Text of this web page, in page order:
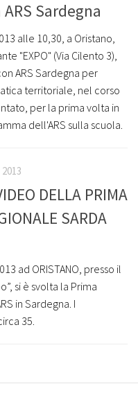
Sardegna
alle 10,30, a Oristano,
"EXPO" (Via Cilento 3),
ARS Sardegna per
territoriale, nel corso
per la prima volta in
dell'ARS sulla scuola.
DELLA PRIMA
SARDA
ad ORISTANO, presso il
si è svolta la Prima
in Sardegna. I
35.